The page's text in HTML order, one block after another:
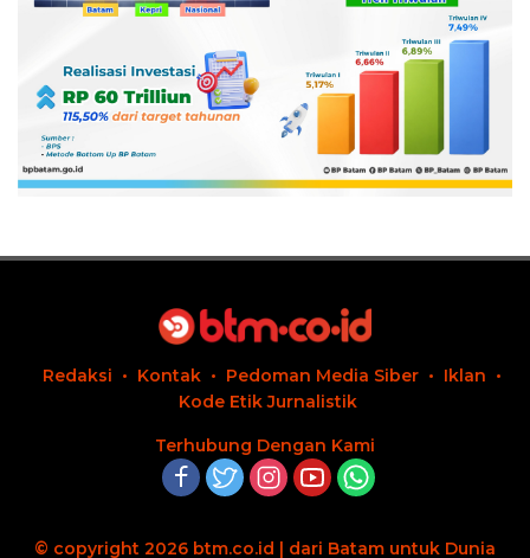
Redaksi Kontak Pedoman Media Siber
Iklan
Kode Etik Jurnalistik
Terhubung Dengan Kami
© copyright 2026 btm.co.id | dari Batam untuk Dunia